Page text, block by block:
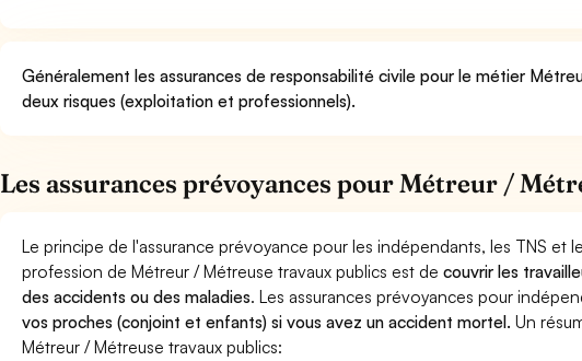
Généralement les assurances de responsabilité civile pour le métier
deux risques (exploitation et professionnels).
Les assurances prévoyances pour Métreur /
Le principe de l'assurance prévoyance pour les indépendants, les TNS et
profession de Métreur / Métreuse travaux publics est decouvrir les
des accidents ou des maladies. Les assurances prévoyances pour
vos proches (conjoint et enfants) si vous avez un accident mortel. Un
Métreur / Métreuse travaux publics: